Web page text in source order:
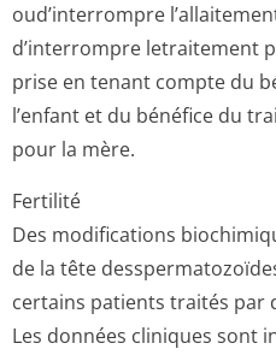
oud’interrompre
d’interrompre letraitement
prise en tenant compte du
l’enfant et du bénéfice du
pour la mère.
Fertilité
Des modifications
de la tête
certains patients traités par
Les données cliniques sont